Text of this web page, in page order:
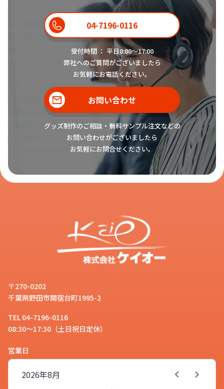
04-7196-0116
受付時間 ： 平日8:00〜17:00
弊社へのご質問がございましたら
お気軽にお電話ください。
お問い合わせ
グッズ制作のご相談・無料サンプル注文などの
お問い合わせがございましたら
お気軽にお問合せください。
〒270-0202
千葉県野田市関宿台町1995-2
TEL 04-7196-0116
08:30～17:30（土日祝日定休）
営業日
8月
2026年